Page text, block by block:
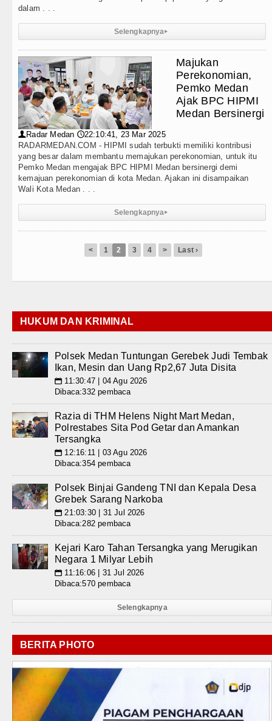
dalam . . .
Selengkapnya▸
Majukan
Perekonomian,
Pemko Medan
Ajak BPC HIPMI
Medan Bersinergi
👤 Radar Medan 🕔22:10:41, 23 Mar 2025
RADARMEDAN.COM - HIPMI sudah terbukti memiliki kontribusi
yang besar dalam membantu memajukan perekonomian, untuk itu
Pemko Medan mengajak BPC HIPMI Medan bersinergi demi
kemajuan perekonomian di kota Medan. Ajakan ini disampaikan
Wali Kota Medan . . .
Selengkapnya▸
< 1 2 3 4 > Last ›
HUKUM DAN KRIMINAL
Polsek Medan Tuntungan Gerebek Judi Tembak
Ikan, Mesin dan Uang Rp2,67 Juta Disita
📅 11:30:47 | 04 Agu 2026
Dibaca:332 pembaca
Razia di THM Helens Night Mart Medan,
Polrestabes Sita Pod Getar dan Amankan
Tersangka
📅 12:16:11 | 03 Agu 2026
Dibaca:354 pembaca
Polsek Binjai Gandeng TNI dan Kepala Desa
Grebek Sarang Narkoba
📅 21:03:30 | 31 Jul 2026
Dibaca:282 pembaca
Kejari Karo Tahan Tersangka yang Merugikan
Negara 1 Milyar Lebih
📅 11:16:06 | 31 Jul 2026
Dibaca:570 pembaca
Selengkapnya
BERITA PHOTO